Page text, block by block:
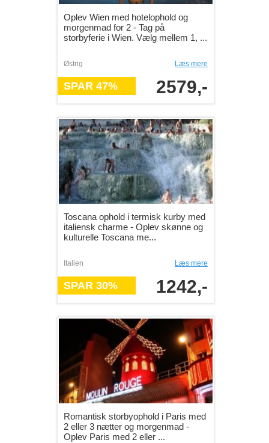
Oplev Wien med hotelophold og
morgenmad for 2 - Tag på
storbyferie i Wien. Vælg mellem 1, ...
Østrig Læs mere
SPAR 47% 2579,-
Toscana ophold i termisk kurby med
italiensk charme - Oplev skønne og
kulturelle Toscana me...
Italien Læs mere
SPAR 30% 1242,-
Romantisk storbyophold i Paris med
2 eller 3 nætter og morgenmad -
Oplev Paris med 2 eller ...